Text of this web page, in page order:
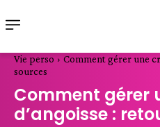
Vie perso
Comment gérer une
sources
Comment gérer
d’angoisse :